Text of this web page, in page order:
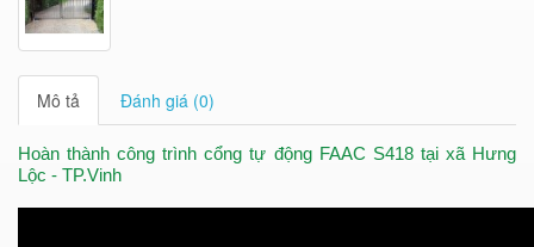
Mô tả Đánh giá (0)
Hoàn thành công trình cổng tự động FAAC S418 tại xã Hưng
Lộc - TP.Vinh